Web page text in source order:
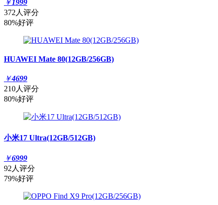
￥1999
372人评分
80%好评
HUAWEI Mate 80(12GB/256GB)
￥4699
210人评分
80%好评
小米17 Ultra(12GB/512GB)
￥6999
92人评分
79%好评